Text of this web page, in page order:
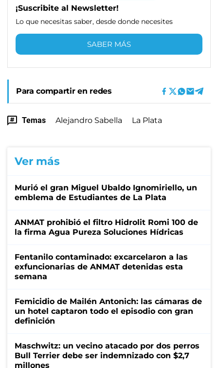
¡Suscribite al Newsletter!
Lo que necesitas saber, desde donde necesites
SABER MÁS
Para compartir en redes
Temas Alejandro Sabella La Plata
Ver más
Murió el gran Miguel Ubaldo Ignomiriello, un
emblema de Estudiantes de La Plata
ANMAT prohibió el filtro Hidrolit Romi 100 de
la firma Agua Pureza Soluciones Hídricas
Fentanilo contaminado: excarcelaron a las
exfuncionarias de ANMAT detenidas esta
semana
Femicidio de Mailén Antonich: las cámaras de
un hotel captaron todo el episodio con gran
definición
Maschwitz: un vecino atacado por dos perros
Bull Terrier debe ser indemnizado con $2,7
millones